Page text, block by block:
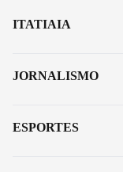
ITATIAIA
JORNALISMO
ESPORTES